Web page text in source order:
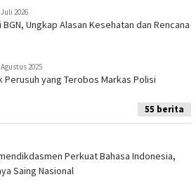
Juli 2026
Ungkap Alasan Kesehatan dan Rencana
Agustus 2025
Perusuh yang Terobos Markas Polisi
55 berita
Perkuat Bahasa Indonesia,
Saing Nasional